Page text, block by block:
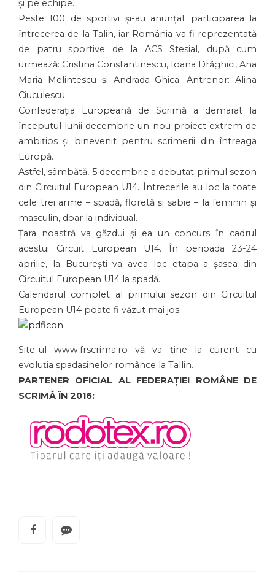
și pe echipe.
Peste 100 de sportivi și-au anunțat participarea la
întrecerea de la Talin, iar România va fi reprezentată
de patru sportive de la ACS Stesial, după cum
urmează: Cristina Constantinescu, Ioana Drăghici, Ana
Maria Melintescu și Andrada Ghica. Antrenor: Alina
Ciuculescu.
Confederația Europeană de Scrimă a demarat la
începutul lunii decembrie un nou proiect extrem de
ambițios și binevenit pentru scrimerii din întreaga
Europă.
Astfel, sâmbătă, 5 decembrie a debutat primul sezon
din Circuitul European U14. Întrecerile au loc la toate
cele trei arme – spadă, floretă și sabie – la feminin și
masculin, doar la individual.
Țara noastră va găzdui și ea un concurs în cadrul
acestui Circuit European U14. În perioada 23-24
aprilie, la București va avea loc etapa a șasea din
Circuitul European U14 la spadă.
Calendarul complet al primului sezon din Circuitul
European U14 poate fi văzut mai jos.
Site-ul www.frscrima.ro vă va ține la curent cu
evoluția spadasinelor românce la Tallin.
PARTENER OFICIAL AL FEDERAȚIEI ROMÂNE DE
SCRIMĂ ÎN 2016: